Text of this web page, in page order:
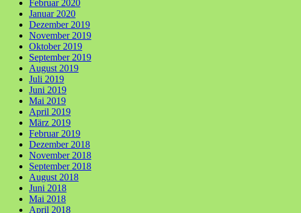
Februar 2020
Januar 2020
Dezember 2019
November 2019
Oktober 2019
September 2019
August 2019
Juli 2019
Juni 2019
Mai 2019
April 2019
März 2019
Februar 2019
Dezember 2018
November 2018
September 2018
August 2018
Juni 2018
Mai 2018
April 2018